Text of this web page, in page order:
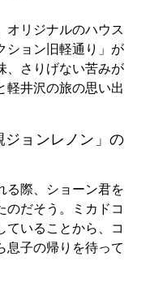
オリジナルのハウス
ション旧軽通り」が
、さりげない苦みが
軽井沢の旅の思い出
ョンレノン」の
る際、ショーン君を
のだそう。ミカドコ
ていることから、コ
息子の帰りを待って